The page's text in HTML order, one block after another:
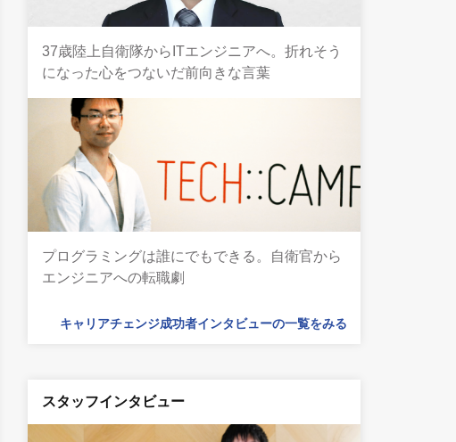
37歳陸上自衛隊からITエンジニアへ。折れそう
になった心をつないだ前向きな言葉
プログラミングは誰にでもできる。自衛官から
エンジニアへの転職劇
キャリアチェンジ成功者インタビューの一覧をみる
スタッフインタビュー